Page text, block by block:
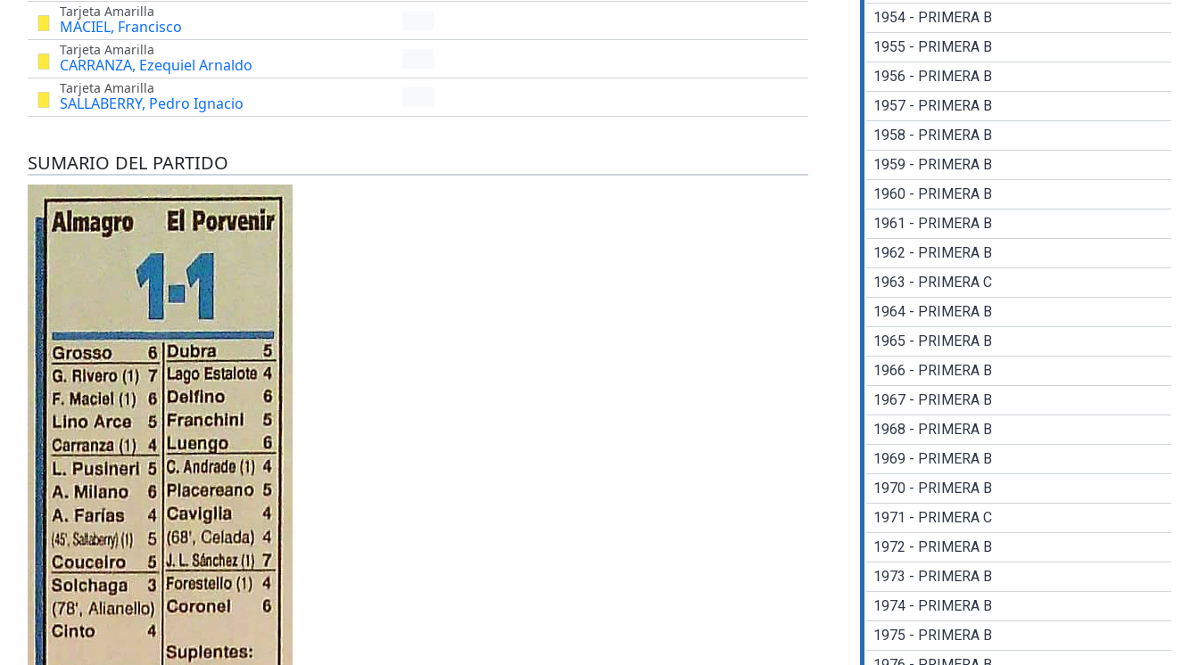
Tarjeta Amarilla
MACIEL, Francisco
Tarjeta Amarilla
CARRANZA, Ezequiel Arnaldo
Tarjeta Amarilla
SALLABERRY, Pedro Ignacio
SUMARIO DEL PARTIDO
1954 - PRIMERA B
1955 - PRIMERA B
1956 - PRIMERA B
1957 - PRIMERA B
1958 - PRIMERA B
1959 - PRIMERA B
1960 - PRIMERA B
1961 - PRIMERA B
1962 - PRIMERA B
1963 - PRIMERA C
1964 - PRIMERA B
1965 - PRIMERA B
1966 - PRIMERA B
1967 - PRIMERA B
1968 - PRIMERA B
1969 - PRIMERA B
1970 - PRIMERA B
1971 - PRIMERA C
1972 - PRIMERA B
1973 - PRIMERA B
1974 - PRIMERA B
1975 - PRIMERA B